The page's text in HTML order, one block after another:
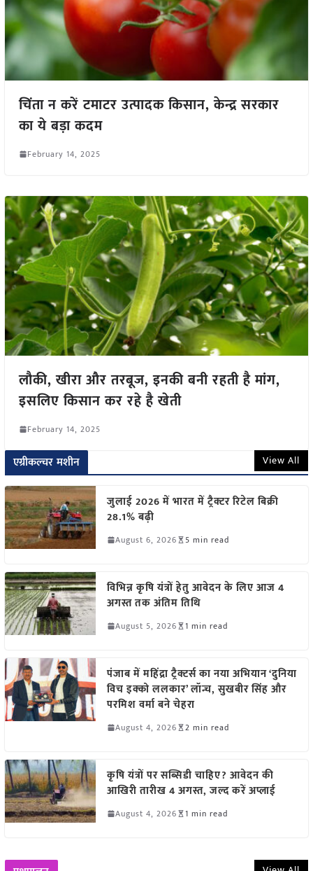
चिंता न करें टमाटर उत्पादक किसान, केन्द्र सरकार
का ये बड़ा कदम
February 14, 2025
लौकी, खीरा और तरबूज, इनकी बनी रहती है मांग,
इसलिए किसान कर रहे है खेती
February 14, 2025
एग्रीकल्चर मशीन View All
जुलाई 2026 में भारत में ट्रैक्टर रिटेल बिक्री
28.1% बढ़ी
August 6, 2026 5 min read
विभिन्न कृषि यंत्रों हेतु आवेदन के लिए आज 4
अगस्त तक अंतिम तिथि
August 5, 2026 1 min read
पंजाब में महिंद्रा ट्रैक्टर्स का नया अभियान ‘दुनिया
विच इक्को ललकार’ लॉन्च, सुखबीर सिंह और
परमिश वर्मा बने चेहरा
August 4, 2026 2 min read
कृषि यंत्रों पर सब्सिडी चाहिए? आवेदन की
आखिरी तारीख 4 अगस्त, जल्द करें अप्लाई
August 4, 2026 1 min read